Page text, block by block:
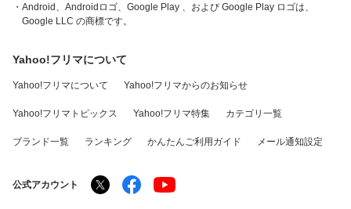
・Android、Androidロゴ、Google Play 、および Google Play ロゴは、
Google LLC の商標です。
Yahoo!フリマについて
Yahoo!フリマについて Yahoo!フリマからのお知らせ
Yahoo!フリマトピックス Yahoo!フリマ特集 カテゴリ一覧
ブランド一覧 ランキング かんたんご利用ガイド メール通知設定
公式アカウント